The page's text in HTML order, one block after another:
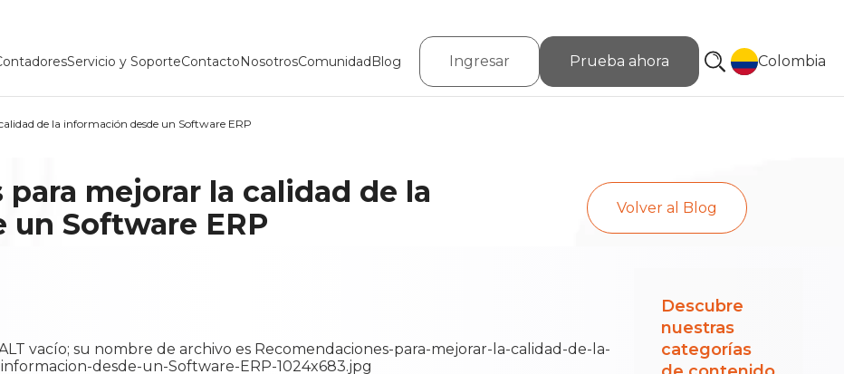
Servicio y SoporteContactoNosotrosComunidadBlog Ingresar Prueba ahora Colombia
de la información desde un Software ERP
mejorar la calidad de la
Software ERP
Volver al Blog
Descubre
nuestras
categorías